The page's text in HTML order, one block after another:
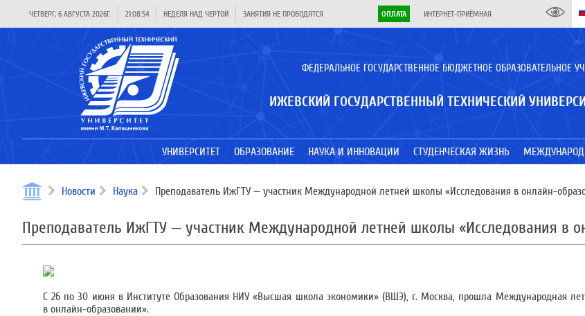
ЧЕТВЕРГ, 6 АВГУСТА 2026Г. 21:08:54 НЕДЕЛЯ НАД ЧЕРТОЙ ЗАНЯТИЯ НЕ ПРОВОДЯТСЯ ОПЛАТА ИНТЕРНЕТ-ПРИЁМНАЯ
ФЕДЕРАЛЬНОЕ ГОСУДАРСТВЕННОЕ БЮДЖЕТНОЕ ОБРАЗОВАТЕЛЬНОЕ
ИЖЕВСКИЙ ГОСУДАРСТВЕННЫЙ ТЕХНИЧЕСКИЙ
УНИВЕРСИТЕТ ОБРАЗОВАНИЕ НАУКА И ИННОВАЦИИ СТУДЕНЧЕСКАЯ ЖИЗНЬ
Новости Наука Преподаватель ИжГТУ — участник Международной летней школы «Исследования в онлайн-
Преподаватель ИжГТУ — участник Международной летней школы «Исследования в
С 26 по 30 июня в Институте Образования НИУ «Высшая школа экономики» (ВШЭ), г. Москва, прошла Международная
в онлайн-образовании».